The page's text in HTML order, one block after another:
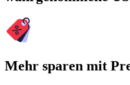
Mehr sparen mit